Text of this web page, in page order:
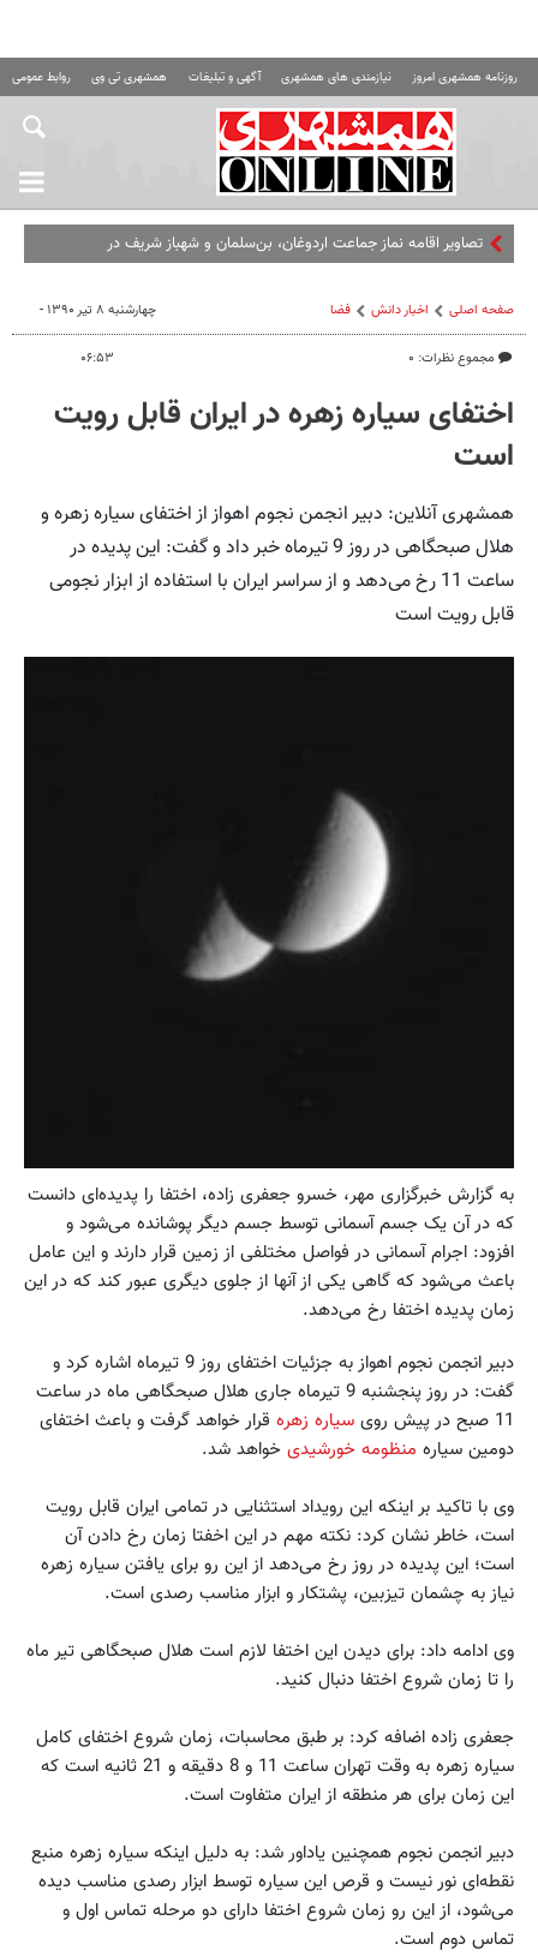
روزنامه همشهری امروز نیازمندی های همشهری آگهی و تبلیغات همشهری تی وی روابط عمومی
تصاویر اقامه نماز جماعت اردوغان، بن‌سلمان و شهباز شریف در
صفحه اصلی اخبار دانش فضا
مجموع نظرات: ۰
چهارشنبه ۸ تیر ۱۳۹۰ -
۰۶:۵۳
اختفای سیاره زهره در ایران قابل رویت
است
همشهری آنلاین: دبیر انجمن نجوم اهواز از اختفای سیاره زهره و
هلال صبحگاهی در روز 9 تیرماه خبر داد و گفت: این پدیده در
ساعت 11 رخ می‌دهد و از سراسر ایران با استفاده از ابزار نجومی
قابل رویت است
به گزارش خبرگزاری مهر، خسرو جعفری زاده، اختفا را پدیده‌ای دانست
که در آن یک جسم آسمانی توسط جسم دیگر پوشانده می‌شود و
افزود: اجرام آسمانی در فواصل مختلفی از زمین قرار دارند و این عامل
باعث می‌شود که گاهی یکی از آنها از جلوی دیگری عبور کند که در این
زمان پدیده اختفا رخ می‌دهد.
دبیر انجمن نجوم اهواز به جزئیات اختفای روز 9 تیرماه اشاره کرد و
گفت: در روز پنجشنبه 9 تیرماه جاری هلال صبحگاهی ماه در ساعت
11 صبح در پیش روی
سیاره زهره قرار خواهد گرفت و باعث اختفای
دومین سیاره منظومه خورشیدی خواهد شد.
وی با تاکید بر اینکه این رویداد استثنایی در تمامی ایران قابل رویت
است، خاطر نشان کرد: نکته مهم در این اخفتا زمان رخ دادن آن
است؛ این پدیده در روز رخ می‌دهد از این رو برای یافتن سیاره زهره
نیاز به چشمان تیزبین، پشتکار و ابزار مناسب رصدی است.
وی ادامه داد: برای دیدن این اختفا لازم است هلال صبحگاهی تیر ماه
را تا زمان شروع اختفا دنبال کنید.
جعفری زاده اضافه کرد: بر طبق محاسبات، زمان شروع اختفای کامل
سیاره زهره به وقت تهران ساعت 11 و 8 دقیقه و 21 ثانیه است که
این زمان برای هر منطقه از ایران متفاوت است.
دبیر انجمن نجوم همچنین یاداور شد: به دلیل اینکه سیاره زهره منبع
نقطه‌ای نور نیست و قرص این سیاره توسط ابزار رصدی مناسب دیده
می‌شود، از این رو زمان شروع اختفا دارای دو مرحله تماس اول و
تماس دوم است.